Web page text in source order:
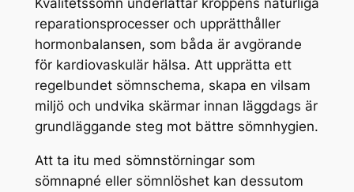
Kvalitetssömn underlättar kroppens naturliga
reparationsprocesser och upprätthåller
hormonbalansen, som båda är avgörande
för kardiovaskulär hälsa. Att upprätta ett
regelbundet sömnschema, skapa en vilsam
miljö och undvika skärmar innan läggdags är
grundläggande steg mot bättre sömnhygien.
Att ta itu med sömnstörningar som
sömnapné eller sömnlöshet kan dessutom